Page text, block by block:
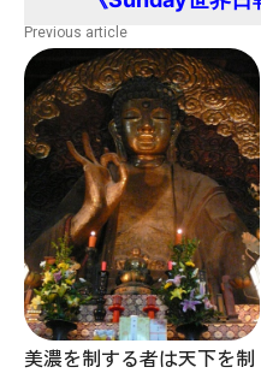
Previous article
美濃を制する者は天下を制